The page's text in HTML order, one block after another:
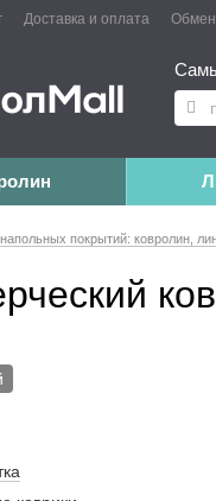
Доставка и оплата Обмен
покрытий: ковролин,